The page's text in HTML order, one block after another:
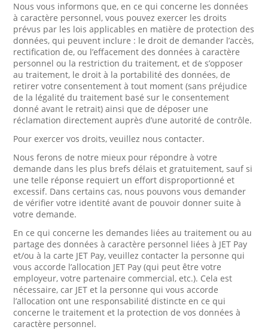
Nous vous informons que, en ce qui concerne les données
à caractère personnel, vous pouvez exercer les droits
prévus par les lois applicables en matière de protection des
données, qui peuvent inclure : le droit de demander l’accès,
rectification de, ou l’effacement des données à caractère
personnel ou la restriction du traitement, et de s’opposer
au traitement, le droit à la portabilité des données, de
retirer votre consentement à tout moment (sans préjudice
de la légalité du traitement basé sur le consentement
donné avant le retrait) ainsi que de déposer une
réclamation directement auprès d’une autorité de contrôle.
Pour exercer vos droits, veuillez nous contacter.
Nous ferons de notre mieux pour répondre à votre
demande dans les plus brefs délais et gratuitement, sauf si
une telle réponse requiert un effort disproportionné et
excessif. Dans certains cas, nous pouvons vous demander
de vérifier votre identité avant de pouvoir donner suite à
votre demande.
En ce qui concerne les demandes liées au traitement ou au
partage des données à caractère personnel liées à JET Pay
et/ou à la carte JET Pay, veuillez contacter la personne qui
vous accorde l’allocation JET Pay (qui peut être votre
employeur, votre partenaire commercial, etc.). Cela est
nécessaire, car JET et la personne qui vous accorde
l’allocation ont une responsabilité distincte en ce qui
concerne le traitement et la protection de vos données à
caractère personnel.